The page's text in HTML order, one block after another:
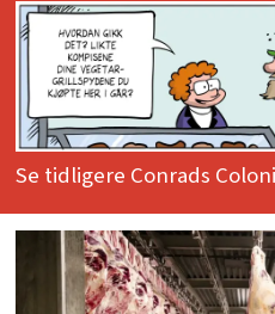
Se tidligere Conrads